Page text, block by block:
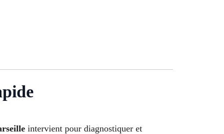
intervient pour diagnostiquer et